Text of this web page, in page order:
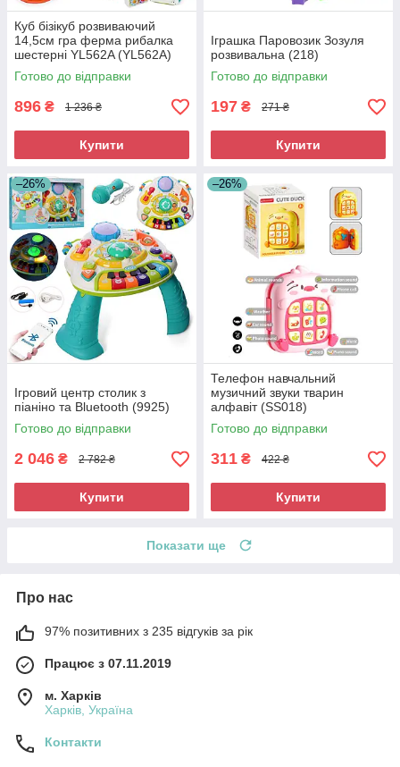
Куб бізікуб розвиваючий
14,5см гра ферма рибалка
шестерні YL562A (YL562A)
Готово до відправки
896 ₴ 1 236 ₴
Купити
Іграшка Паровозик Зозуля
розвивальна (218)
Готово до відправки
197 ₴ 271 ₴
Купити
–26%
Ігровий центр столик з
піаніно та Bluetooth (9925)
Готово до відправки
2 046 ₴ 2 782 ₴
Купити
–26%
Телефон навчальний
музичний звуки тварин
алфавіт (SS018)
Готово до відправки
311 ₴ 422 ₴
Купити
Показати ще
Про нас
97% позитивних з 235 відгуків за рік
Працює з 07.11.2019
м. Харків
Харків, Україна
Контакти